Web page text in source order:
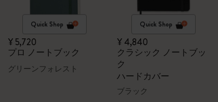
Quick Shop
¥ 5,720
プロ ノートブック
グリーンフォレスト
Quick Shop
¥ 4,840
クラシック ノートブッ
ク
ハードカバー
ブラック